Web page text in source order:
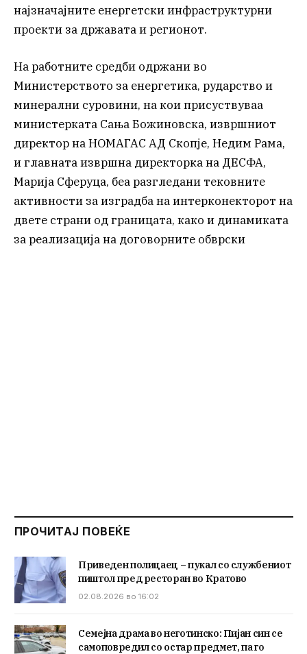
најзначајните енергетски инфраструктурни
проекти за државата и регионот.
На работните средби одржани во
Министерството за енергетика, рударство и
минерални суровини, на кои присуствуваа
министерката Сања Божиновска, извршниот
директор на НОМАГАС АД Скопје, Недим Рама,
и главната извршна директорка на ДЕСФА,
Марија Сферуца, беа разгледани тековните
активности за изградба на интерконекторот на
двете страни од границата, како и динамиката
за реализација на договорните обврски
ПРОЧИТАЈ ПОВЕЌЕ
Приведен полицаец – пукал со службениот
пиштол пред ресторан во Кратово
02.08.2026 во 16:02
Семејна драма во неготинско: Пијан син се
самоповредил со остар предмет, па го